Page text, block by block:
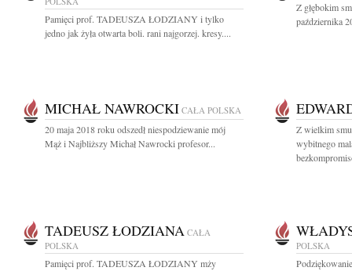
Pamięci prof. TADEUSZA ŁODZIANY i tylko
jedno jak żyła otwarta boli. rani najgorzej. kresy....
Z głębokim
października
MICHAŁ NAWROCKI CAŁA POLSKA
20 maja 2018 roku odszedł niespodziewanie mój
Mąż i Najbliższy Michał Nawrocki profesor...
Z wielkim
wybitnego
TADEUSZ ŁODZIANA CAŁA
POLSKA
Pamięci prof. TADEUSZA ŁODZIANY mży
POLSKA